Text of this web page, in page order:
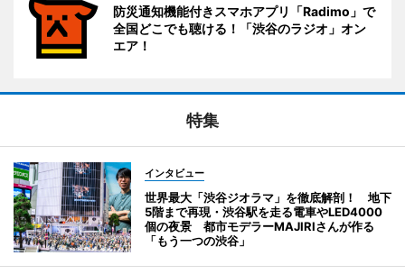
防災通知機能付きスマホアプリ「Radimo」で
全国どこでも聴ける！「渋谷のラジオ」オン
エア！
特集
インタビュー
世界最大「渋谷ジオラマ」を徹底解剖！ 地下
5階まで再現・渋谷駅を走る電車やLED4000
個の夜景 都市モデラーMAJIRIさんが作る
「もう一つの渋谷」